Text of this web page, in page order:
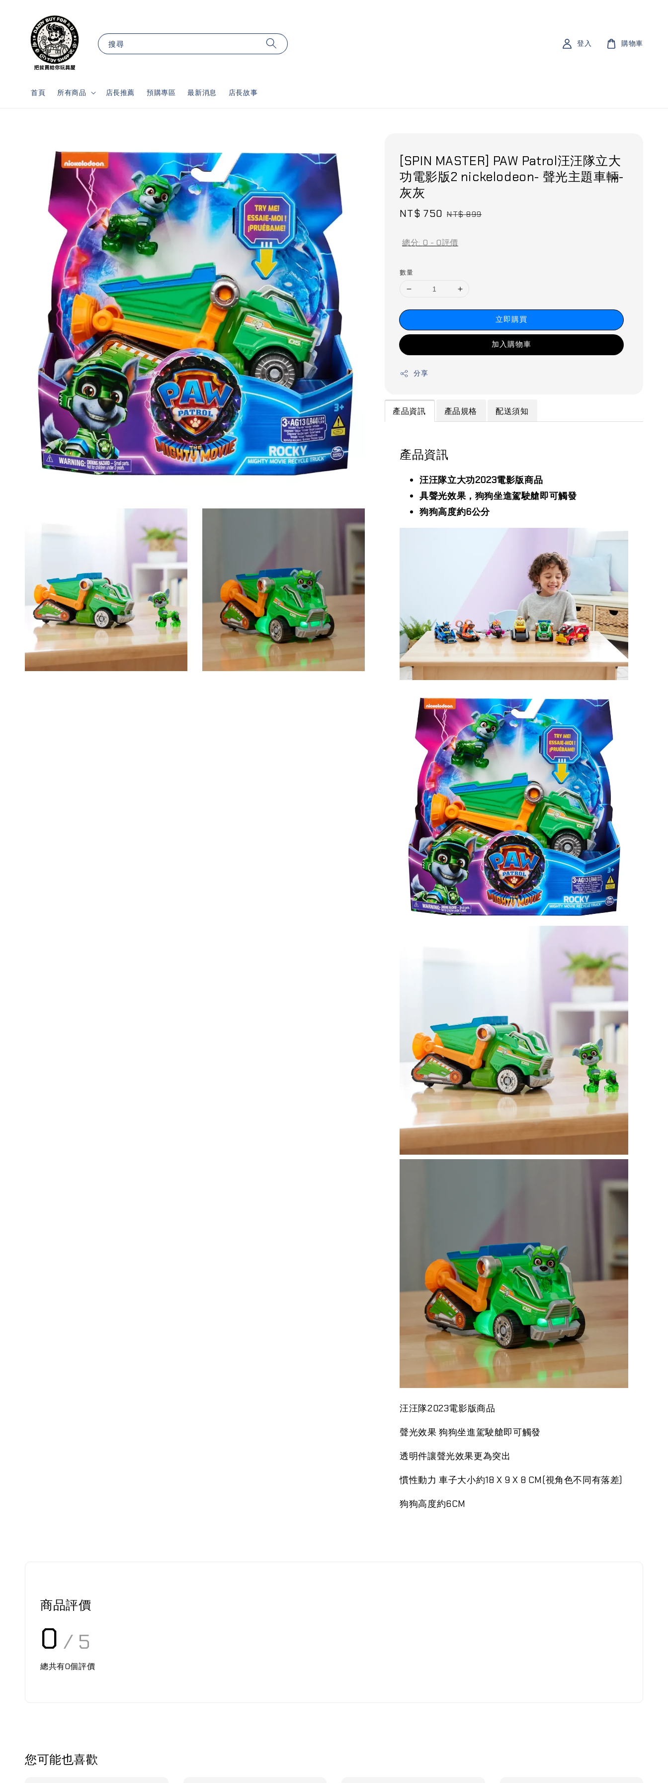
搜尋
首頁 所有商品 店長推薦 預購專區 最新消息 店長故事
登入 購物車
[SPIN MASTER] PAW Patrol汪汪隊立大
功電影版2 nickelodeon- 聲光主題車輛-
灰灰
Sale
NT$ 750 Regular
NT$ 899
總分: 0 - 0評價
數量
立即購買
加入購物車
分享
產品資訊 產品規格 配送須知
產品資訊
汪汪隊立大功2023電影版商品
具聲光效果，狗狗坐進駕駛艙即可觸發
狗狗高度約6公分
汪汪隊2023電影版商品
聲光效果 狗狗坐進駕駛艙即可觸發
透明件讓聲光效果更為突出
慣性動力 車子大小約18 X 9 X 8 CM(視角色不同有落差)
狗狗高度約6CM
商品評價
0 / 5
總共有0個評價
您可能也喜歡